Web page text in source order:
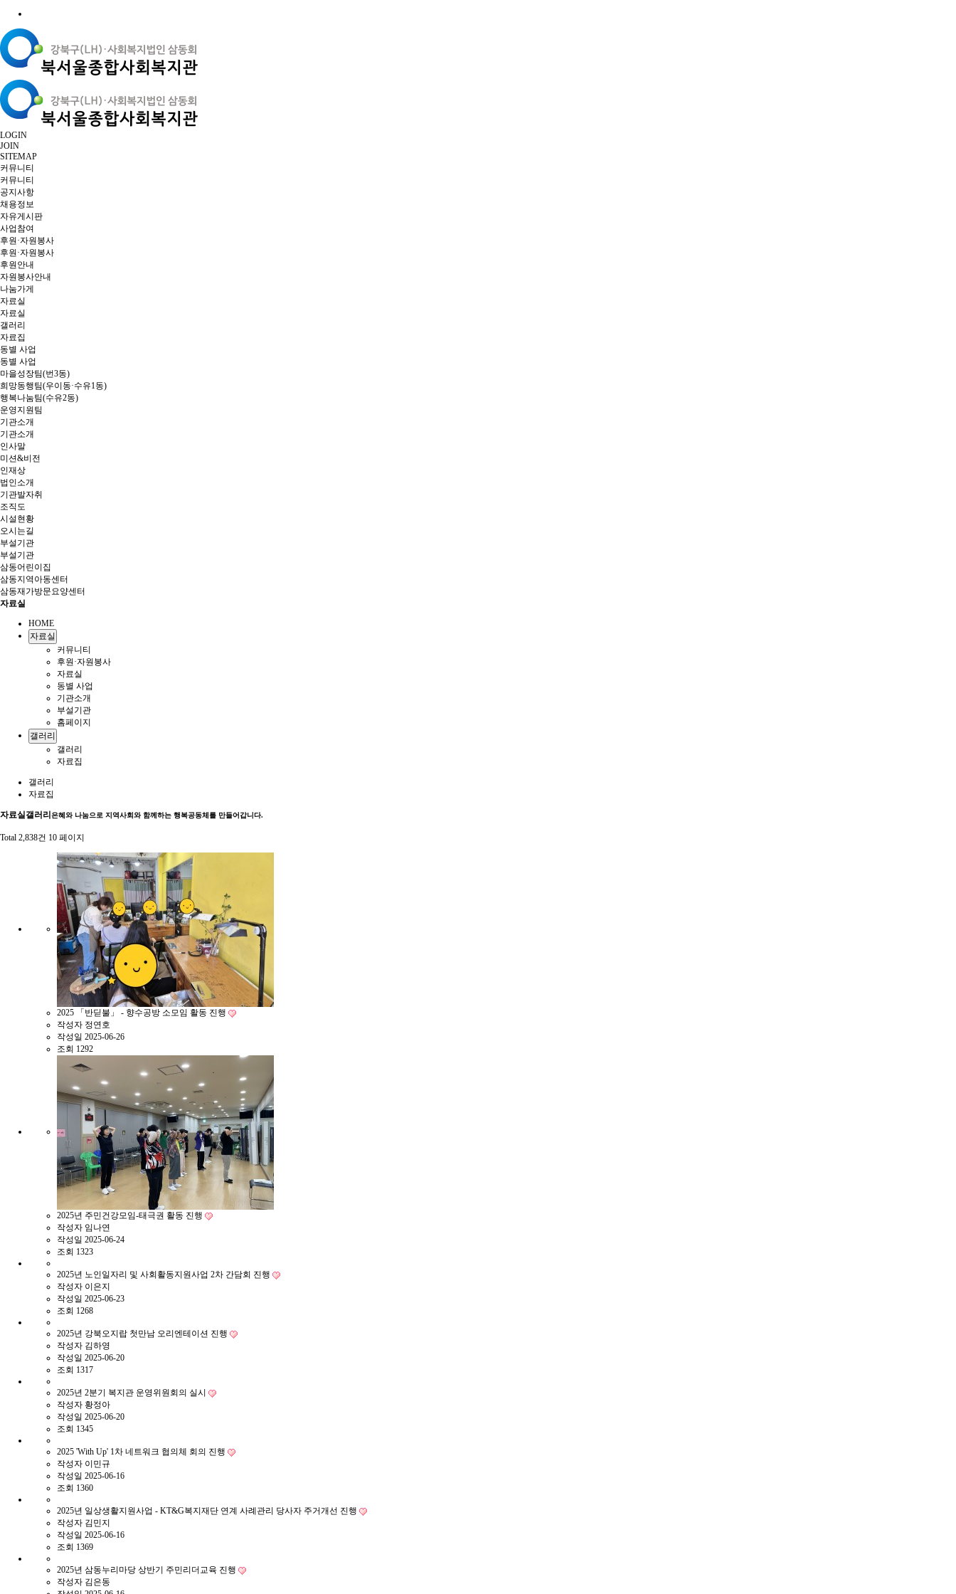
LOGIN
JOIN
SITEMAP
커뮤니티
커뮤니티
공지사항
채용정보
자유게시판
사업참여
후원·자원봉사
후원·자원봉사
후원안내
자원봉사안내
나눔가게
자료실
자료실
갤러리
자료집
동별 사업
동별 사업
마을성장팀(번3동)
희망동행팀(우이동·수유1동)
행복나눔팀(수유2동)
운영지원팀
기관소개
기관소개
인사말
미션&비전
인재상
법인소개
기관발자취
조직도
시설현황
오시는길
부설기관
부설기관
삼동어린이집
삼동지역아동센터
삼동재가방문요양센터
자료실
HOME
자료실
커뮤니티
후원·자원봉사
자료실
동별 사업
기관소개
부설기관
홈페이지
갤러리
갤러리
자료집
갤러리
자료집
자료실갤러리 은혜와 나눔으로 지역사회와 함께하는 행복공동체를 만들어갑니다.
Total 2,838건 10 페이지
2025 「반딛불」 - 향수공방 소모임 활동 진행
작성자 정연호
작성일 2025-06-26
조회 1292
2025년 주민건강모임-태극권 활동 진행
작성자 임나연
작성일 2025-06-24
조회 1323
2025년 노인일자리 및 사회활동지원사업 2차 간담회 진행
작성자 이은지
작성일 2025-06-23
조회 1268
2025년 강북오지랍 첫만남 오리엔테이션 진행
작성자 김하영
작성일 2025-06-20
조회 1317
2025년 2분기 복지관 운영위원회의 실시
작성자 황정아
작성일 2025-06-20
조회 1345
2025 'With Up' 1차 네트워크 협의체 회의 진행
작성자 이민규
작성일 2025-06-16
조회 1360
2025년 일상생활지원사업 - KT&G복지재단 연계 사례관리 당사자 주거개선 진행
작성자 김민지
작성일 2025-06-16
조회 1369
2025년 삼동누리마당 상반기 주민리더교육 진행
작성자 김은동